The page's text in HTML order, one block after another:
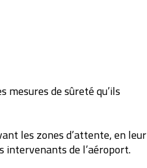
de sûreté qu’ils
les zones d’attente, en leur
intervenants de l’aéroport.